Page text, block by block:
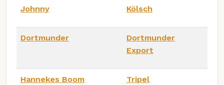
Johnny Kölsch
Dortmunder
Dortmunder
Export
Hannekes Boom Tripel